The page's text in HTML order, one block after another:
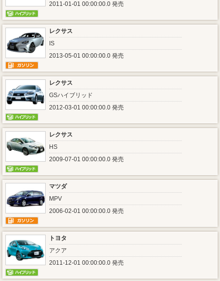
2011-01-01 00:00:00.0 発売
レクサス
IS
2013-05-01 00:00:00.0 発売
レクサス
GSハイブリッド
2012-03-01 00:00:00.0 発売
レクサス
HS
2009-07-01 00:00:00.0 発売
マツダ
MPV
2006-02-01 00:00:00.0 発売
トヨタ
アクア
2011-12-01 00:00:00.0 発売